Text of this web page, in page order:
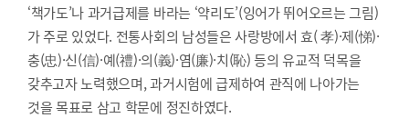
‘책가도’나 과거급제를 바라는 ‘약리도’(잉어가 뛰어오르는 그림)
가 주로 있었다. 전통사회의 남성들은 사랑방에서 효( 孝)·제(悌)·
충(忠)·신(信)·예(禮)·의(義)·염(廉)·치(恥) 등의 유교적 덕목을
갖추고자 노력했으며, 과거시험에 급제하여 관직에 나아가는
것을 목표로 삼고 학문에 정진하였다.